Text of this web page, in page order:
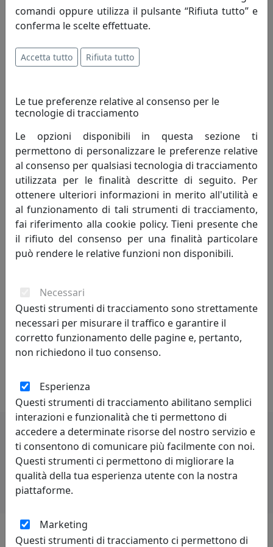
mercato, opera alla ricerca di un costante
miglioramento degli articoli proposti e del servizio
ogni cliente.
livello di conoscenza attuale, perfeziona un processo
migliorando quindi il tenore di vita dell'uomo.
Innovazione è cambiamento che genera progresso
umano; porta con sé valori e risultati positivi, mai
negativi.
Creatività - è un termine che indica l'arte o la capacità di
creare e inventare."Creatività è unire elementi esistenti
con connessioni nuove, che siano utili" - Henri Poincaré.
La creatività si fonda sulla profonda conoscenza delle
regole da superare, non può svilupparsi in assenza di
competenze preliminari. Caratteristiche della
spirito critico, autodisciplina.
Competitività - indica il livello di capacità concorrenziale
di un sistema economico oppure di una singola
impresa od industria. Può anche essere definita come
di rivalità è proprio di chi è competitivo.
Potrebbero interessarti
comandi oppure utilizza il pulsante “Rifiuta tutto” e
conferma le scelte effettuate.
Accetta tutto Rifiuta tutto
Le tue preferenze relative al consenso per le
tecnologie di tracciamento
Le opzioni disponibili in questa sezione ti
permettono di personalizzare le preferenze relative
al consenso per qualsiasi tecnologia di tracciamento
utilizzata per le finalità descritte di seguito. Per
ottenere ulteriori informazioni in merito all'utilità e
al funzionamento di tali strumenti di tracciamento,
fai riferimento alla cookie policy. Tieni presente che
il rifiuto del consenso per una finalità particolare
può rendere le relative funzioni non disponibili.
Necessari
Questi strumenti di tracciamento sono strettamente
necessari per misurare il traffico e garantire il
corretto funzionamento delle pagine e, pertanto,
non richiedono il tuo consenso.
Esperienza
Questi strumenti di tracciamento abilitano semplici
interazioni e funzionalità che ti permettono di
accedere a determinate risorse del nostro servizio e
ti consentono di comunicare più facilmente con noi.
Questi strumenti ci permettono di migliorare la
qualità della tua esperienza utente con la nostra
piattaforme.
Marketing
Questi strumenti di tracciamento ci permettono di